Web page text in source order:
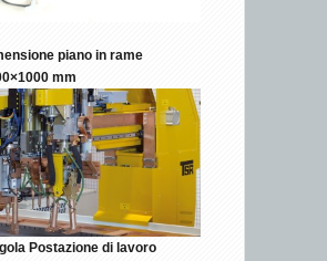
piano in rame
mm
Postazione di lavoro